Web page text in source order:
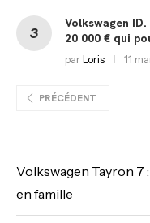
Volkswagen
20 000 € qui
parLoris 11
PRÉCÉDENT
Volkswagen Tayron 7
en famille